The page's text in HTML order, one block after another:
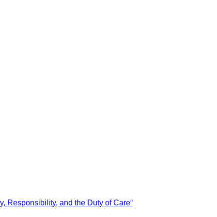
Responsibility, and the Duty of Care“